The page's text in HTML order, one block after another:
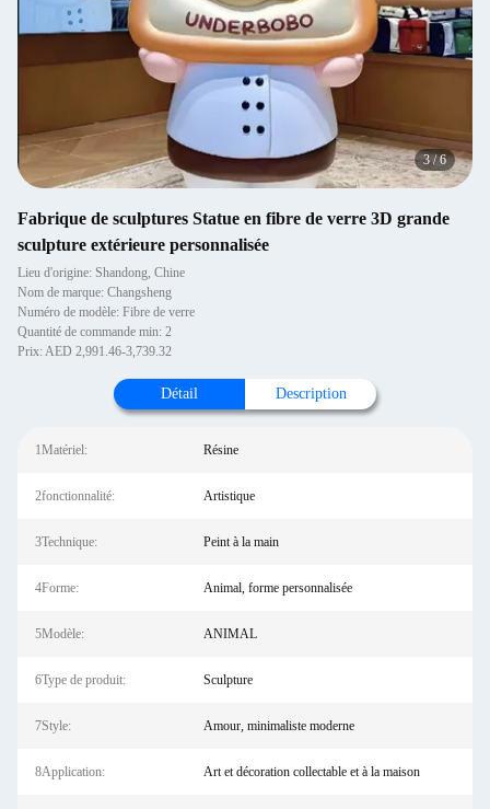
3/6
Fabrique de sculptures Statue en fibre de verre 3D grande
sculpture extérieure personnalisée
Lieu d'origine: Shandong, Chine
Nom de marque: Changsheng
Numéro de modèle: Fibre de verre
Quantité de commande min: 2
Prix: AED 2,991.46-3,739.32
Détail Description
1Matériel: Résine
2fonctionnalité: Artistique
3Technique: Peint à la main
4Forme: Animal, forme personnalisée
5Modèle: ANIMAL
6Type de produit: Sculpture
7Style: Amour, minimaliste moderne
8Application: Art et décoration collectable et à la maison